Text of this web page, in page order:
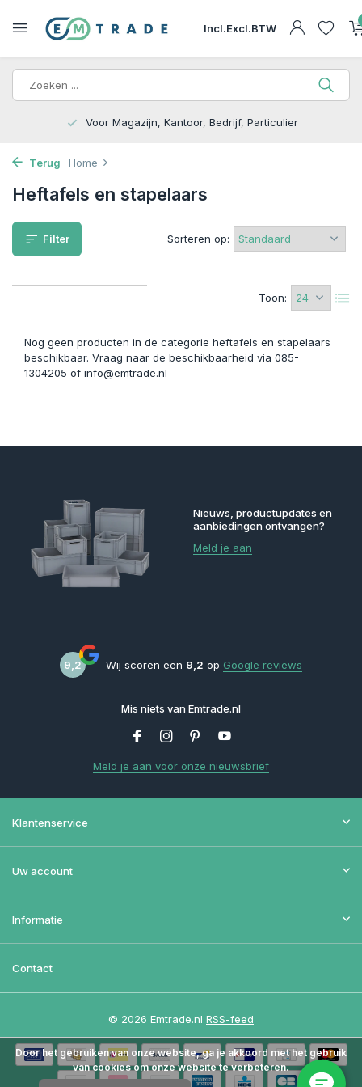
Incl.Excl.BTW
Voor Magazijn, Kantoor, Bedrijf, Particulier
Terug Home
Heftafels en stapelaars
Filter
Toon:
Sorteren op:
Nog geen producten in de categorie heftafels en stapelaars
beschikbaar. Vraag naar de beschikbaarheid via 085-
1304205 of info@emtrade.nl
Nieuws, productupdates en
aanbiedingen ontvangen?
Meld je aan
9,2 Wij scoren een 9,2 op Google reviews
Mis niets van Emtrade.nl
Meld je aan voor onze nieuwsbrief
Klantenservice
Uw account
Informatie
Contact
© 2026 Emtrade.nl RSS-feed
Door het gebruiken van onze website, ga je akkoord met het gebruik
van cookies om onze website te verbeteren.